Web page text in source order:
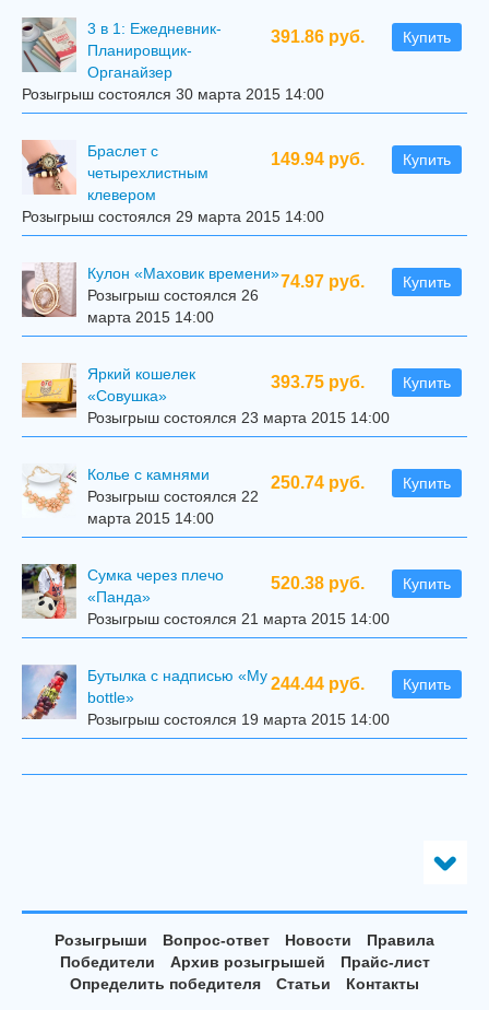
391.86 руб. Купить
3 в 1: Ежедневник-
Планировщик-
Органайзер
Розыгрыш состоялся 30 марта 2015 14:00
149.94 руб. Купить
Браслет с
четырехлистным
клевером
Розыгрыш состоялся 29 марта 2015 14:00
74.97 руб. Купить
Кулон «Маховик времени»
Розыгрыш состоялся 26
марта 2015 14:00
393.75 руб. Купить
Яркий кошелек
«Совушка»
Розыгрыш состоялся 23 марта 2015 14:00
250.74 руб. Купить
Колье с камнями
Розыгрыш состоялся 22
марта 2015 14:00
520.38 руб. Купить
Сумка через плечо
«Панда»
Розыгрыш состоялся 21 марта 2015 14:00
244.44 руб. Купить
Бутылка с надписью «My
bottle»
Розыгрыш состоялся 19 марта 2015 14:00
Розыгрыши Вопрос-ответ Новости
Правила
Победители
Архив розыгрышей
Прайс-лист
Определить победителя
Статьи
Контакты